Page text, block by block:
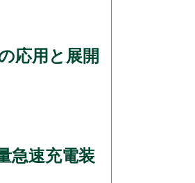
応用と展開
急速充電装